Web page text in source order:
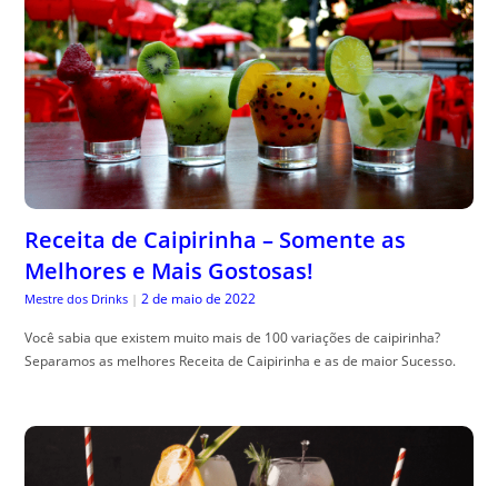
Receita de Caipirinha – Somente as
Melhores e Mais Gostosas!
Mestre dos Drinks | 2 de maio de 2022
Você sabia que existem muito mais de 100 variações de caipirinha?
Separamos as melhores Receita de Caipirinha e as de maior Sucesso.